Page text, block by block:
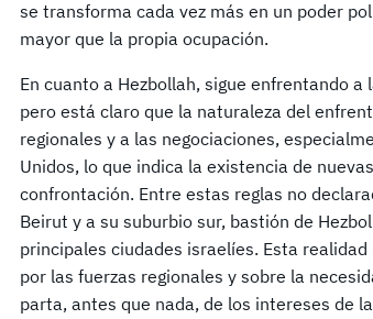
se transforma cada vez más en un poder
mayor que la propia ocupación.
En cuanto a Hezbollah, sigue enfrentando
pero está claro que la naturaleza del
regionales y a las negociaciones,
Unidos, lo que indica la existencia de
confrontación. Entre estas reglas no
Beirut y a su suburbio sur, bastión de
principales ciudades israelíes. Esta
por las fuerzas regionales y sobre la
parta, antes que nada, de los intereses de